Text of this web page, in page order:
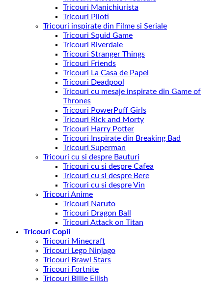
Tricouri Manichiurista
Tricouri Piloti
Tricouri inspirate din Filme si Seriale
Tricouri Squid Game
Tricouri Riverdale
Tricouri Stranger Things
Tricouri Friends
Tricouri La Casa de Papel
Tricouri Deadpool
Tricouri cu mesaje inspirate din Game of
Thrones
Tricouri PowerPuff Girls
Tricouri Rick and Morty
Tricouri Harry Potter
Tricouri Inspirate din Breaking Bad
Tricouri Superman
Tricouri cu si despre Bauturi
Tricouri cu si despre Cafea
Tricouri cu si despre Bere
Tricouri cu si despre Vin
Tricouri Anime
Tricouri Naruto
Tricouri Dragon Ball
Tricouri Attack on Titan
Tricouri Copii
Tricouri Minecraft
Tricouri Lego Ninjago
Tricouri Brawl Stars
Tricouri Fortnite
Tricouri Billie Eilish